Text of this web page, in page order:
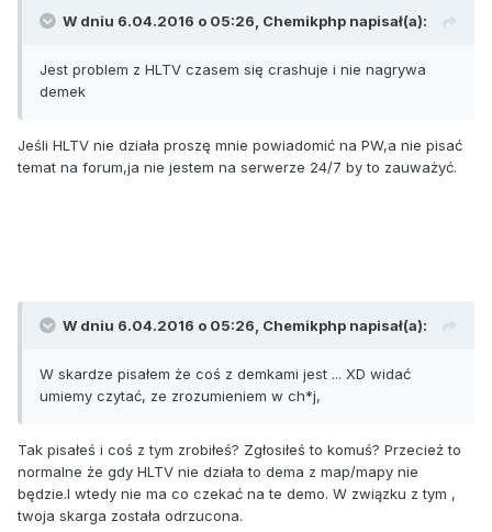
W dniu 6.04.2016 o 05:26, Chemikphp napisał(a):
Jest problem z HLTV czasem się crashuje i nie nagrywa
demek
Jeśli HLTV nie działa proszę mnie powiadomić na PW,a nie pisać
temat na forum,ja nie jestem na serwerze 24/7 by to zauważyć.
W dniu 6.04.2016 o 05:26, Chemikphp napisał(a):
W skardze pisałem że coś z demkami jest ... XD widać
umiemy czytać, ze zrozumieniem w ch*j,
Tak pisałeś i coś z tym zrobiłeś? Zgłosiłeś to komuś? Przecież to
normalne że gdy HLTV nie działa to dema z map/mapy nie
będzie.I wtedy nie ma co czekać na te demo. W związku z tym ,
twoja skarga została odrzucona.